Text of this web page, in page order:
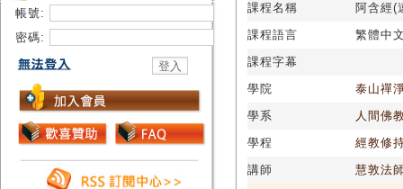
帳號:
密碼:
課程名稱
阿含經(
課程語言
繁體中
課程字幕
學院
泰山禪
學系
人間佛
學程
經教修
講師
慧敦法